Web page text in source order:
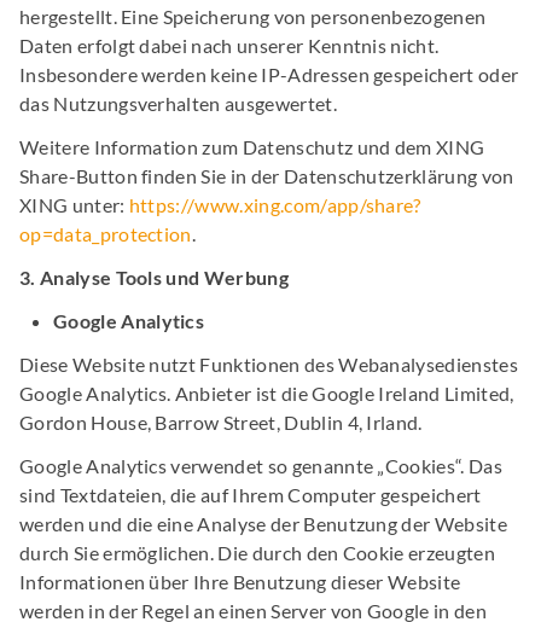
hergestellt. Eine Speicherung von personenbezogenen
Daten erfolgt dabei nach unserer Kenntnis nicht.
Insbesondere werden keine IP-Adressen gespeichert oder
das Nutzungsverhalten ausgewertet.
Weitere Information zum Datenschutz und dem XING
Share-Button finden Sie in der Datenschutzerklärung von
XING unter: https://www.xing.com/app/share?
op=data_protection.
3. Analyse Tools und Werbung
Google Analytics
Diese Website nutzt Funktionen des Webanalysedienstes
Google Analytics. Anbieter ist die Google Ireland Limited,
Gordon House, Barrow Street, Dublin 4, Irland.
Google Analytics verwendet so genannte „Cookies“. Das
sind Textdateien, die auf Ihrem Computer gespeichert
werden und die eine Analyse der Benutzung der Website
durch Sie ermöglichen. Die durch den Cookie erzeugten
Informationen über Ihre Benutzung dieser Website
werden in der Regel an einen Server von Google in den